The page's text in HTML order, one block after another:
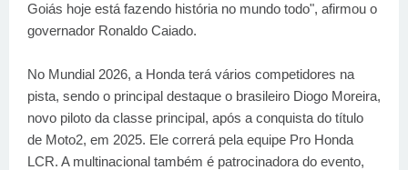
Goiás hoje está fazendo história no mundo todo", afirmou o
governador Ronaldo Caiado.
No Mundial 2026, a Honda terá vários competidores na
pista, sendo o principal destaque o brasileiro Diogo Moreira,
novo piloto da classe principal, após a conquista do título
de Moto2, em 2025. Ele correrá pela equipe Pro Honda
LCR. A multinacional também é patrocinadora do evento,